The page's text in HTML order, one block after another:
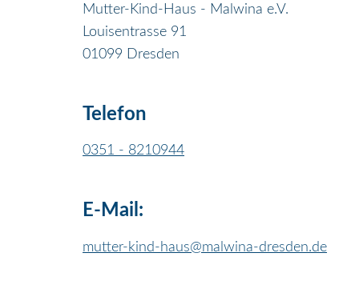
Mutter-Kind-Haus - Malwina e.V.
Louisentrasse 91
01099 Dresden
Telefon
0351 - 8210944
E-Mail:
mutter-kind-haus@malwina-dresden.de